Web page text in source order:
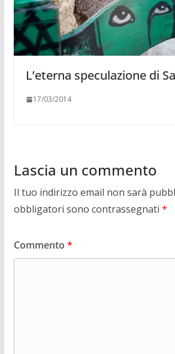
L’eterna speculazione di
17/03/2014
Lascia un commento
Il tuo indirizzo email non sarà
obbligatori sono contrassegnati *
Commento *